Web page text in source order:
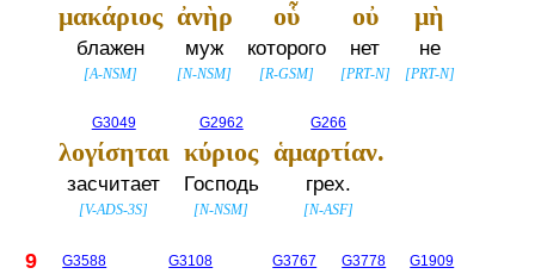
μακάριος
блажен
[A-NSM]
ἀνὴρ
муж
[N-NSM]
οὗ
которого
[R-GSM]
οὐ
нет
[PRT-N]
μὴ
не
[PRT-N]
G3049
λογίσηται
засчитает
[V-ADS-3S]
G2962
κύριος
Господь
[N-NSM]
G266
ἁμαρτίαν.
грех.
[N-ASF]
9 G3588 G3108 G3767 G3778 G1909